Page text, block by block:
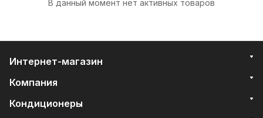
В данный момент нет активных товаров
Интернет-магазин
Компания
Кондиционеры